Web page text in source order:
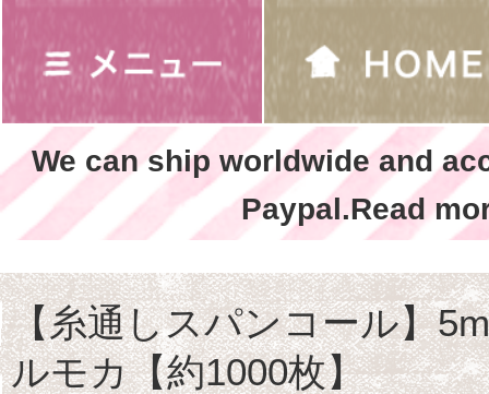
We can ship worldwide and
Paypal.Read
【糸通しスパンコール】
ルモカ【約1000枚】